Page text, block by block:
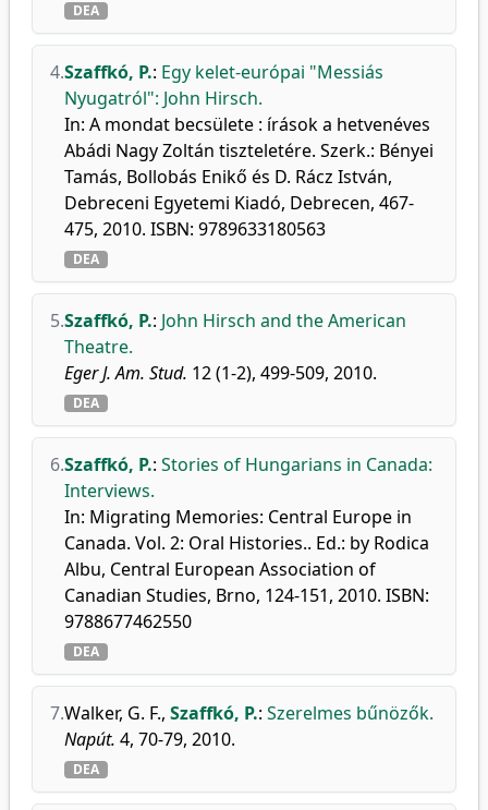
DEA
4.Szaffkó, P.: Egy kelet-európai "Messiás
Nyugatról": John Hirsch.
In: A mondat becsülete : írások a hetvenéves
Abádi Nagy Zoltán tiszteletére. Szerk.: Bényei
Tamás, Bollobás Enikő és D. Rácz István,
Debreceni Egyetemi Kiadó, Debrecen, 467-
475, 2010. ISBN: 9789633180563
DEA
5.Szaffkó, P.: John Hirsch and the American
Theatre.
Eger J. Am. Stud. 12 (1-2), 499-509, 2010.
DEA
6.Szaffkó, P.: Stories of Hungarians in Canada:
Interviews.
In: Migrating Memories: Central Europe in
Canada. Vol. 2: Oral Histories.. Ed.: by Rodica
Albu, Central European Association of
Canadian Studies, Brno, 124-151, 2010. ISBN:
9788677462550
DEA
7.Walker, G. F., Szaffkó, P.: Szerelmes bűnözők.
Napút. 4, 70-79, 2010.
DEA